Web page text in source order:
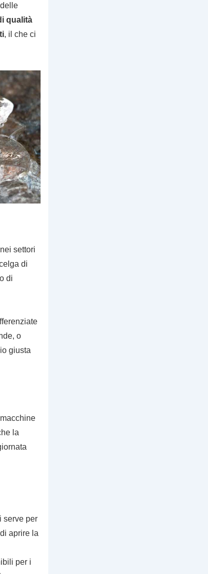
qualità
, il che ci
settori
di
di
o
giusta
la
serve per
aprire la
per i